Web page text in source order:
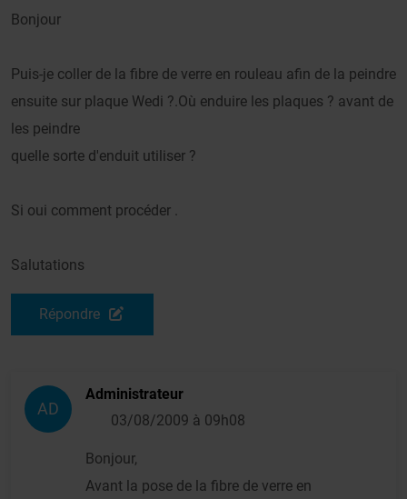
Bonjour
Puis-je coller de la fibre de verre en rouleau afin de la peindre
ensuite sur plaque Wedi ?.Où enduire les plaques ? avant de
les peindre
quelle sorte d'enduit utiliser ?
Si oui comment procéder .
Salutations
Répondre
AD
Administrateur
03/08/2009 à 09h08
Bonjour,
Avant la pose de la fibre de verre en